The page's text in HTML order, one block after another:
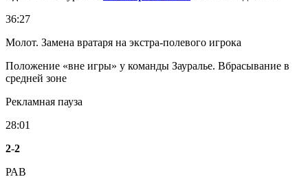
36:27
Молот. Замена вратаря на экстра-полевого игрока
Положение «вне игры» у команды Зауралье. Вбрасывание в
средней зоне
Рекламная пауза
28:01
2-2
РАВ